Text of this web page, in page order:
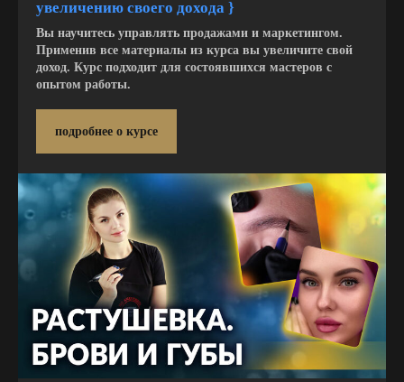
увеличению своего дохода }
Вы научитесь управлять продажами и маркетингом.
Применив все материалы из курса вы увеличите свой
доход. Курс подходит для состоявшихся мастеров с
опытом работы.
подробнее о курсе